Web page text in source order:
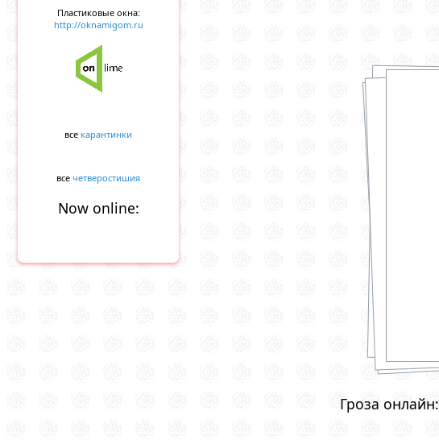
Пластиковые окна:
http://oknamigom.ru
все карантинки
все четверостишия
Now online:
Гроза онлайн: